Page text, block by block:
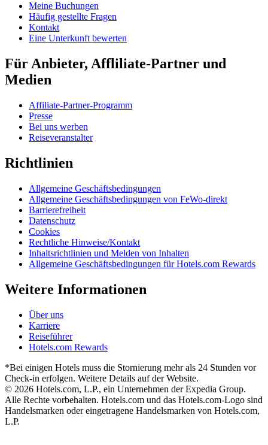
Meine Buchungen
Häufig gestellte Fragen
Kontakt
Eine Unterkunft bewerten
Für Anbieter, Affliliate-Partner und
Medien
Affiliate-Partner-Programm
Presse
Bei uns werben
Reiseveranstalter
Richtlinien
Allgemeine Geschäftsbedingungen
Allgemeine Geschäftsbedingungen von FeWo-direkt
Barrierefreiheit
Datenschutz
Cookies
Rechtliche Hinweise/Kontakt
Inhaltsrichtlinien und Melden von Inhalten
Allgemeine Geschäftsbedingungen für Hotels.com Rewards
Weitere Informationen
Über uns
Karriere
Reiseführer
Hotels.com Rewards
*Bei einigen Hotels muss die Stornierung mehr als 24 Stunden vor
Check-in erfolgen. Weitere Details auf der Website.
© 2026 Hotels.com, L.P., ein Unternehmen der Expedia Group.
Alle Rechte vorbehalten. Hotels.com und das Hotels.com-Logo sind
Handelsmarken oder eingetragene Handelsmarken von Hotels.com,
L.P.